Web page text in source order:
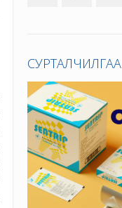
СУРТАЛЧИЛГАА